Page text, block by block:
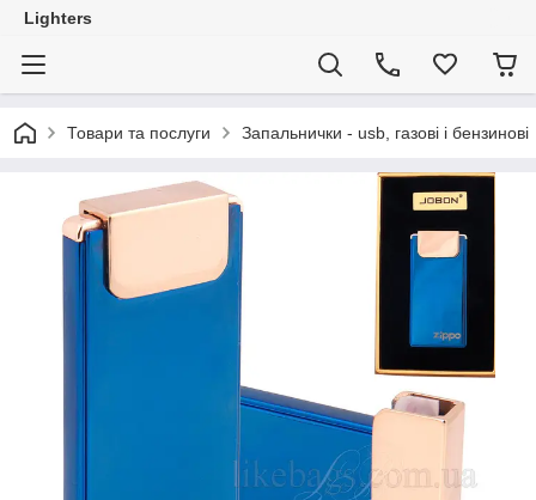
Lighters
Товари та послуги Запальнички - usb, газові і бензинові